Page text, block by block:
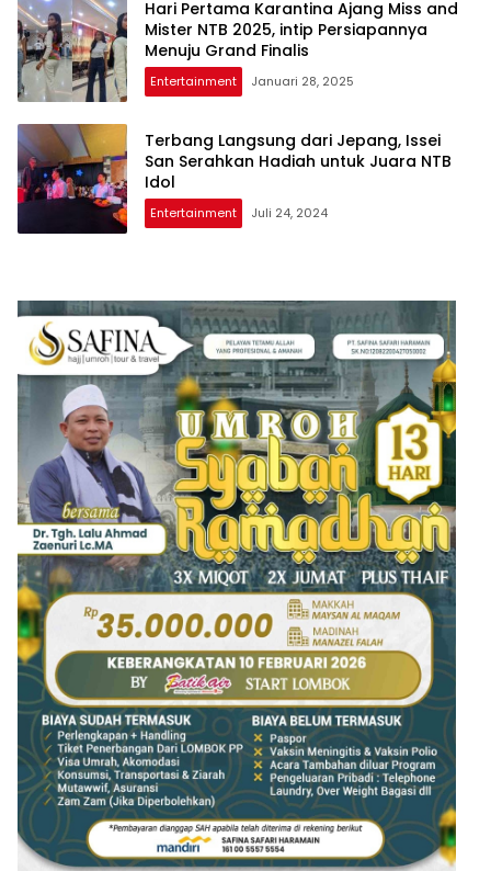
Hari Pertama Karantina Ajang Miss and
Mister NTB 2025, intip Persiapannya
Menuju Grand Finalis
Entertainment Januari 28, 2025
Terbang Langsung dari Jepang, Issei
San Serahkan Hadiah untuk Juara NTB
Idol
Entertainment Juli 24, 2024